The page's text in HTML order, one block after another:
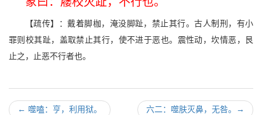
【疏传】：戴着脚枷，淹没脚趾，禁止其行。古人制刑，有小
罪则校其趾，盖取禁止其行，使不进于恶也。震性动，坎情恶，艮
止之，止恶不行者也。
← 噬嗑：亨，利用狱。 六二：噬肤灭鼻，无咎。 →